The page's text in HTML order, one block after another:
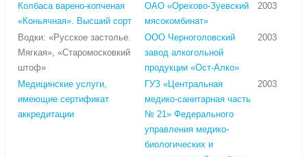
Колбаса варено-копченая
«Коньячная». Высший сорт
ОАО «Орехово-Зуевский
мясокомбинат»
2003
Водки: «Русское застолье.
Мягкая», «Старомосковкий
штоф»
ООО Черноголовский
завод алкогольной
продукции «Ост-Алко»
2003
Медицинские услуги,
имеющие сертификат
аккредитации
ГУЗ «Центральная
медико-санитарная часть
№ 21» Федерального
управления медико-
биологических и
2003